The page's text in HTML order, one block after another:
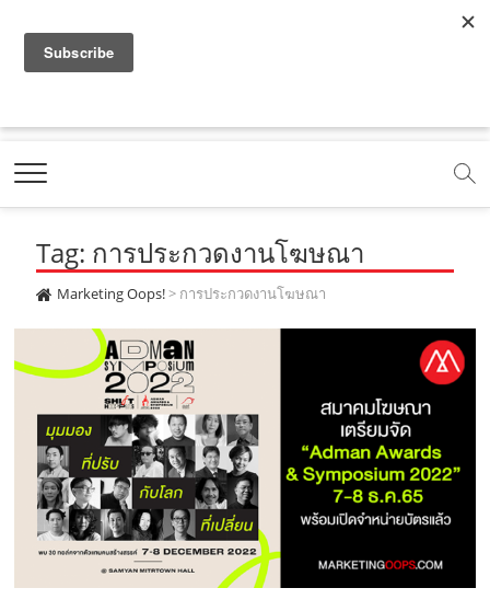
a
e
b
o
o
k
.
c
m
o
t
b
e
.
c
o
.
o
e
m
e
t
g
r
a
m
.
c
o
m
t
k
.
c
o
Marketing Oops!
DIGITAL | CREATIVE | ADVERTISING | CAMPAIGN |
Tag: การประกวดงานโฆษณา
Marketing Oops!> การประกวดงานโฆษณา